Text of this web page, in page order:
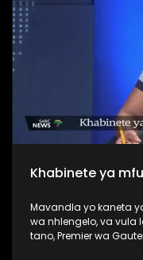
Khabinete ya
Mavandla yo kaneta
wa nhlengelo, va vula
tano, Premier wa